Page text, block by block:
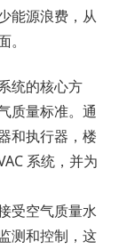
能源浪费，从
统的核心方
质量标准。通
和执行器，楼
系统，并为
受空气质量水
测和控制，这